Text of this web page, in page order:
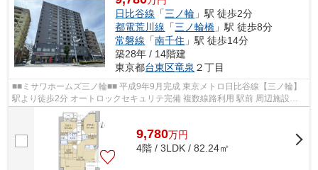
日比谷線 「三ノ輪 」駅 徒歩2分
都電荒川線 「三ノ輪橋 」駅 徒歩8分
常磐線 「南千住 」駅 徒歩14分
築28年 / 14階建
東京都台東区竜泉 ２丁目
■■ミサワホームズ三ノ輪■■ 平成9年9月完成 東京メトロ日比谷線【三ノ輪】
駅より徒歩2分 オートロックセキュリテ完備 複数線路利用 駅前 周辺施設が
充実、生活便利な立地です。 【...
9,780万円
4階 / 3LDK / 82.24㎡